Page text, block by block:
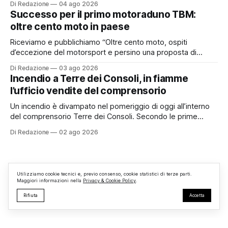
pubblicamente comunicato ai cittadini attraverso l’Albo
Pretorio. Un’anomalia che merita spiegazioni. Il Consiglio
comunale è, per sua natura, un’assemblea
Di Redazione 04 ago 2026
Successo per il primo motoraduno TBM:
oltre cento moto in paese
Riceviamo e pubblichiamo “Oltre cento moto, ospiti
d’eccezione del motorsport e persino una proposta di
organizzato da TBM a Monterosi, un evento che ha
superato le aspettative degli organizzatori richiamando
appassionati delle due ruote da tutto il Lazio e dalle regioni
limitrofe. Per
Di Redazione 03 ago 2026
Incendio a Terre dei Consoli, in fiamme
l’ufficio vendite del comprensorio
Un incendio è divampato nel pomeriggio di oggi all’interno
del comprensorio Terre dei Consoli. Secondo le prime
struttura adibita a ufficio vendite. Sul posto sono intervenuti
Di Redazione 02 ago 2026
Utilizziamo cookie tecnici e, previo consenso, cookie statistici di terze parti.
Maggiori informazioni nella Privacy & Cookie Policy
Rifiuta Accetta